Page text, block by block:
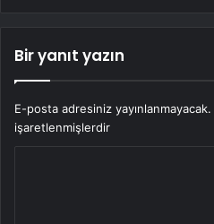
Bir yanıt yazın
E-posta adresiniz yayınlanmayacak.
işaretlenmişlerdir